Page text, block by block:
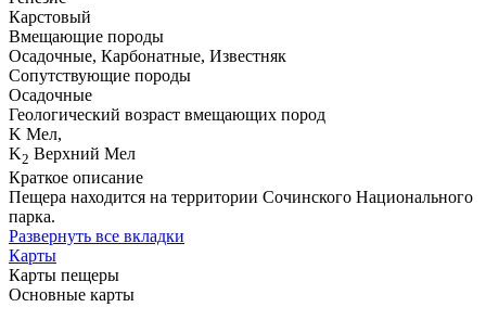
Карстовый
Вмещающие породы
Осадочные, Карбонатные, Известняк
Сопутствующие породы
Осадочные
Геологический возраст вмещающих пород
K Мел,
K2 Верхний Мел
Краткое описание
Пещера находится на территории Сочинского Национального
парка.
Развернуть все вкладки
Карты
Карты пещеры
Основные карты